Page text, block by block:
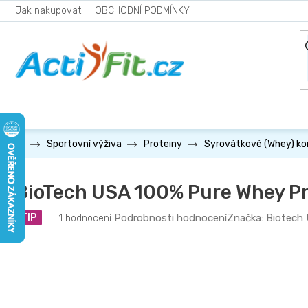
Přejít
na
Jak nakupovat OBCHODNÍ PODMÍNKY
Sportovní výživa Proteiny Syrovátkové (Whey)
BioTech USA 100% Pure Whey
TIP
Průměrné
1 hodnocení Podrobnosti hodnoceníZnačka: Biotech